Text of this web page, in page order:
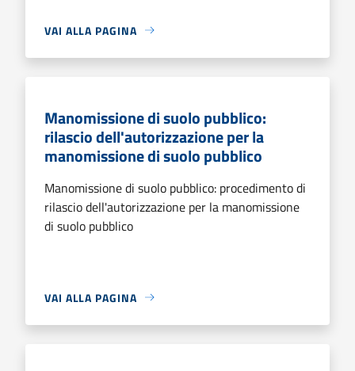
VAI ALLA PAGINA
Manomissione di suolo pubblico:
rilascio dell'autorizzazione per la
manomissione di suolo pubblico
Manomissione di suolo pubblico: procedimento di
rilascio dell'autorizzazione per la manomissione
di suolo pubblico
VAI ALLA PAGINA